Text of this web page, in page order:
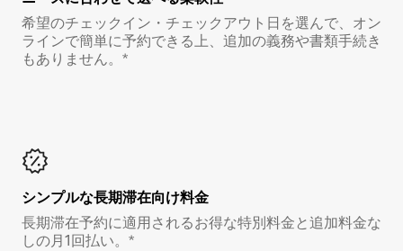
希望のチェックイン・チェックアウト日を選んで、オン
ラインで簡単に予約できる上、追加の義務や書類手続き
もありません。*
シンプルな長期滞在向け料金
長期滞在予約に適用されるお得な特別料金と追加料金な
しの月1回払い。*